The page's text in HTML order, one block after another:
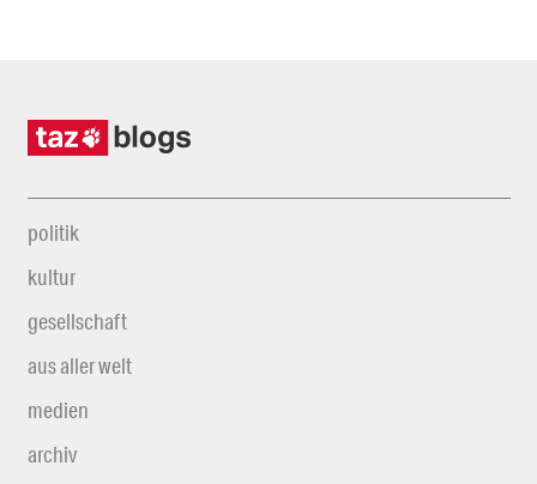
politik
kultur
gesellschaft
aus aller welt
medien
archiv